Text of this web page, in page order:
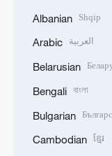
Albanian Shqip
Arabic العربية
Belarusian
Bengali বাংলা
Bulgarian
Cambodian ខ្មែរ